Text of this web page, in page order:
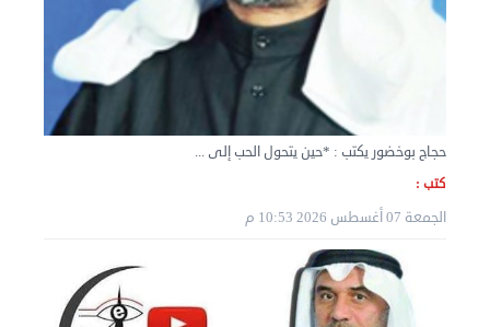
نقل عفش المنطقه العاشره 50636444 فك وتركيب ...
حجاج بوخضور يكتب : *حين يتحول الحب إلى ...
كتب :
الجمعة 07 أغسطس 2026 10:53 م